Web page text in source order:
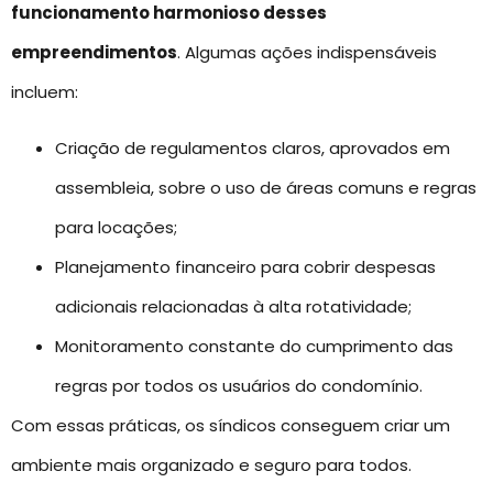
funcionamento harmonioso desses
empreendimentos. Algumas ações indispensáveis
incluem:
Criação de regulamentos claros, aprovados em
assembleia, sobre o uso de áreas comuns e regras
para locações;
Planejamento financeiro para cobrir despesas
adicionais relacionadas à alta rotatividade;
Monitoramento constante do cumprimento das
regras por todos os usuários do condomínio.
Com essas práticas, os síndicos conseguem criar um
ambiente mais organizado e seguro para todos.